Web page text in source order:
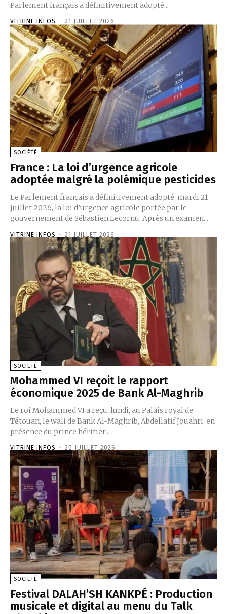
Parlement français a définitivement adopté...
VITRINE INFOS - 21 JUILLET 2026
SOCIÉTÉ
France : La loi d’urgence agricole
adoptée malgré la polémique pesticides
Le Parlement français a définitivement adopté, mardi 21
juillet 2026, la loi d’urgence agricole portée par le
gouvernement de Sébastien Lecornu. Après un examen...
VITRINE INFOS - 21 JUILLET 2026
SOCIÉTÉ
Mohammed VI reçoit le rapport
économique 2025 de Bank Al-Maghrib
Le roi Mohammed VI a reçu, lundi, au Palais royal de
Tétouan, le wali de Bank Al-Maghrib, Abdellatif Jouahri, en
présence du prince héritier...
VITRINE INFOS - 20 JUILLET 2026
SOCIÉTÉ
Festival DALAH’SH KANKPÉ : Production
musicale et digital au menu du Talk